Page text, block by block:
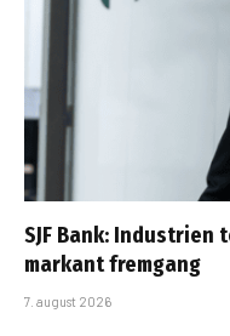
SJF Bank: Industrien
markant fremgang
7. august 2026